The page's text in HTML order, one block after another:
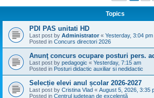
Topics
PDI PAS unitati HD
Last post by Administrator « Yesterday, 3:04 pm
Posted in Concurs directori 2026
Anunţ concurs ocupare posturi pers.
Last post by pedagogic « Yesterday, 7:15 am
Posted in Posturi didactic auxiliar si nedidactic
Selecție elevi anul școlar 2026-2027
Last post by Cristina Vlad « August 5, 2026, 3:35
Posted in Centrul județean de excelență